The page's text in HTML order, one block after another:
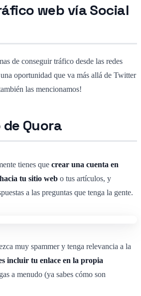
web vía Social
de conseguir tráfico desde las redes
oportunidad que va más allá de Twitter
las mencionamos!
de Quora
tienes que crear una cuenta en
tu sitio web o tus artículos, y
a las preguntas que tenga la gente.
muy spammer y tenga relevancia a la
incluir tu enlace en la propia
a menudo (ya sabes cómo son